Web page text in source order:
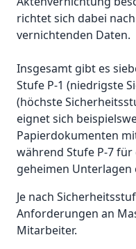
richtet sich dabei
vernichtenden Daten.
Insgesamt gibt es
Stufe P-1 (niedrigste
(höchste
eignet sich
Papierdokumenten
während Stufe P-7
geheimen
Je nach
Anforderungen an
Mitarbeiter.